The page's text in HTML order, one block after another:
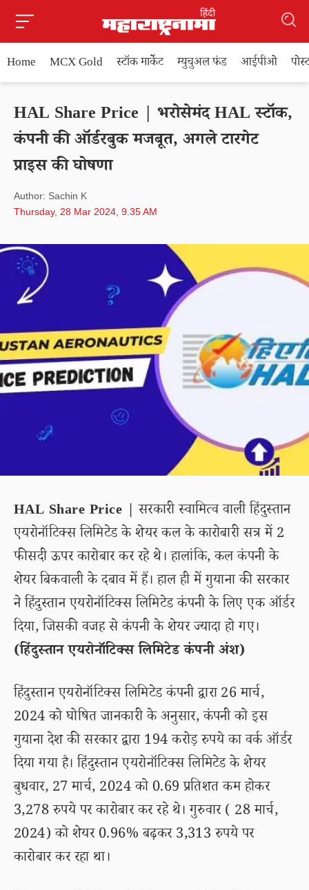
Home MCX Gold स्टॉक मार्केट म्युचुअल फंड आईपीओ
HAL Share Price | भरोसेमंद HAL स्टॉक,
कंपनी की ऑर्डरबुक मजबूत, अगले टारगेट
प्राइस की घोषणा
Author: Sachin K
Thursday, 28 Mar 2024, 9.35 AM
HAL Share Price | सरकारी स्वामित्व वाली हिंदुस्तान
एयरोनॉटिक्स लिमिटेड के शेयर कल के कारोबारी सत्र में 2
फीसदी ऊपर कारोबार कर रहे थे। हालांकि, कल कंपनी के
शेयर बिकवाली के दबाव में हैं। हाल ही में गुयाना की सरकार
ने हिंदुस्तान एयरोनॉटिक्स लिमिटेड कंपनी के लिए एक ऑर्डर
दिया, जिसकी वजह से कंपनी के शेयर ज्यादा हो गए।
(हिंदुस्तान एयरोनॉटिक्स लिमिटेड कंपनी अंश)
हिंदुस्तान एयरोनॉटिक्स लिमिटेड कंपनी द्वारा 26 मार्च,
2024 को घोषित जानकारी के अनुसार, कंपनी को इस
गुयाना देश की सरकार द्वारा 194 करोड़ रुपये का वर्क ऑर्डर
दिया गया है। हिंदुस्तान एयरोनॉटिक्स लिमिटेड के शेयर
बुधवार, 27 मार्च, 2024 को 0.69 प्रतिशत कम होकर
3,278 रुपये पर कारोबार कर रहे थे। गुरुवार ( 28 मार्च,
2024) को शेयर 0.96% बढ़कर 3,313 रुपये पर
कारोबार कर रहा था।